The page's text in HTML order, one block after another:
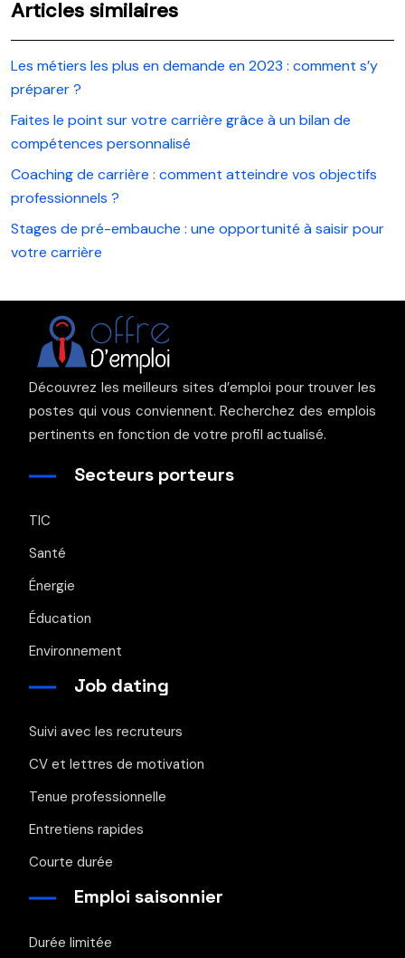
Articles similaires
Les métiers les plus en demande en 2023 : comment s’y
préparer ?
Faites le point sur votre carrière grâce à un bilan de
compétences personnalisé
Coaching de carrière : comment atteindre vos objectifs
professionnels ?
Stages de pré-embauche : une opportunité à saisir pour
votre carrière
Découvrez les meilleurs sites d’emploi pour trouver les
postes qui vous conviennent. Recherchez des emplois
pertinents en fonction de votre profil actualisé.
Secteurs porteurs
TIC
Santé
Énergie
Éducation
Environnement
Job dating
Suivi avec les recruteurs
CV et lettres de motivation
Tenue professionnelle
Entretiens rapides
Courte durée
Emploi saisonnier
Durée limitée